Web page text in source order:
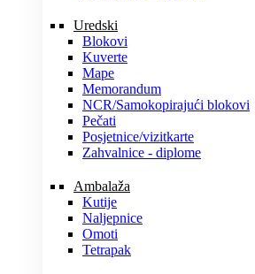
Uredski
Blokovi
Kuverte
Mape
Memorandum
NCR/Samokopirajući blokovi
Pečati
Posjetnice/vizitkarte
Zahvalnice - diplome
Ambalaža
Kutije
Naljepnice
Omoti
Tetrapak